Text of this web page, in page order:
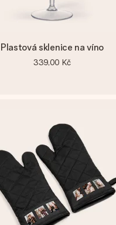
Plastová sklenice na víno
339,00 Kč